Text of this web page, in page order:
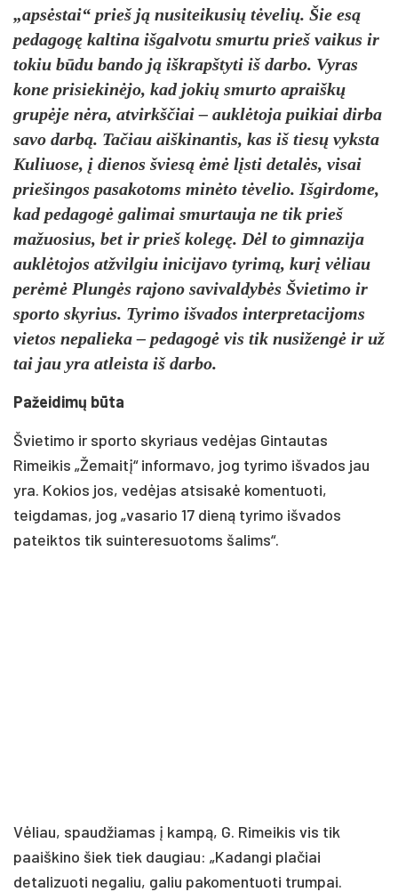
„apsėstai“ prieš ją nusiteikusių tėvelių. Šie esą
pedagogę kaltina išgalvotu smurtu prieš vaikus ir
tokiu būdu bando ją iškrapštyti iš darbo. Vyras
kone prisiekinėjo, kad jokių smurto apraiškų
grupėje nėra, atvirkščiai – auklėtoja puikiai dirba
savo darbą. Tačiau aiškinantis, kas iš tiesų vyksta
Kuliuose, į dienos šviesą ėmė lįsti detalės, visai
priešingos pasakotoms minėto tėvelio. Išgirdome,
kad pedagogė galimai smurtauja ne tik prieš
mažuosius, bet ir prieš kolegę. Dėl to gimnazija
auklėtojos atžvilgiu inicijavo tyrimą, kurį vėliau
perėmė Plungės rajono savivaldybės Švietimo ir
sporto skyrius. Tyrimo išvados interpretacijoms
vietos nepalieka – pedagogė vis tik nusižengė ir už
tai jau yra atleista iš darbo.
Pažeidimų būta
Švietimo ir sporto skyriaus vedėjas Gintautas
Rimeikis „Žemaitį“ informavo, jog tyrimo išvados jau
yra. Kokios jos, vedėjas atsisakė komentuoti,
teigdamas, jog „vasario 17 dieną tyrimo išvados
pateiktos tik suinteresuotoms šalims“.
Vėliau, spaudžiamas į kampą, G. Rimeikis vis tik
paaiškino šiek tiek daugiau: „Kadangi plačiai
detalizuoti negaliu, galiu pakomentuoti trumpai.